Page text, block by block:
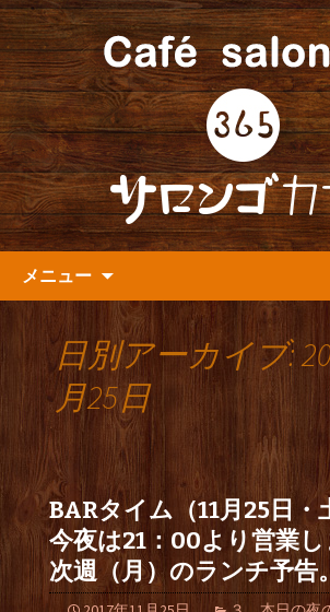
人形町の『365(サ
ェ』よりお知らせ
人形町の音楽カフェ『
最新情報をお届けします
メニュー
日別アーカイブ:
月25日
BARタイム（11月25日
今夜は21：00より営業
次週（月）のランチ予告。